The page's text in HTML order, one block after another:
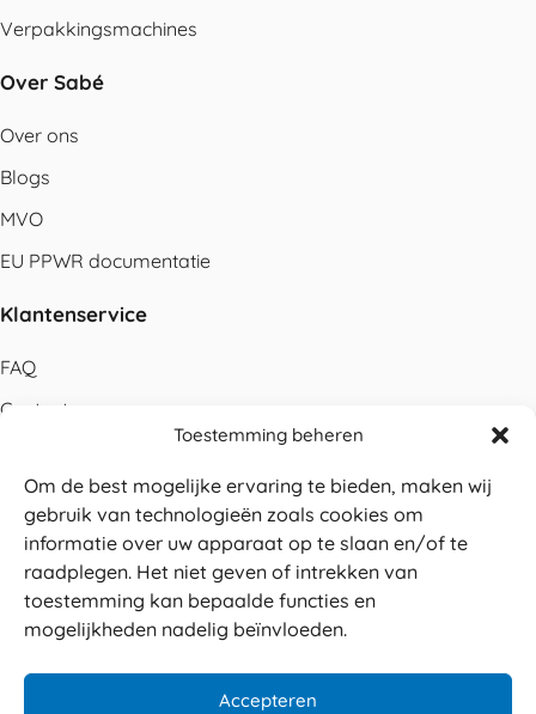
Toestemming beheren
Om de best mogelijke ervaring te bieden, maken wij
gebruik van technologieën zoals cookies om
informatie over uw apparaat op te slaan en/of te
raadplegen. Het niet geven of intrekken van
toestemming kan bepaalde functies en
mogelijkheden nadelig beïnvloeden.
Accepteren
Verpakkingsmachines
Over Sabé
Over ons
Blogs
MVO
EU PPWR documentatie
Klantenservice
FAQ
Contact
Betalen
Levering
Retouren
Service en garantie